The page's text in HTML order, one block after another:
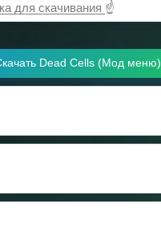
̲д̲л̲я̲ ̲с̲к̲а̲ч̲и̲в̲а̲н̲и̲я̲ ☝
Dead Cells (Мод меню)